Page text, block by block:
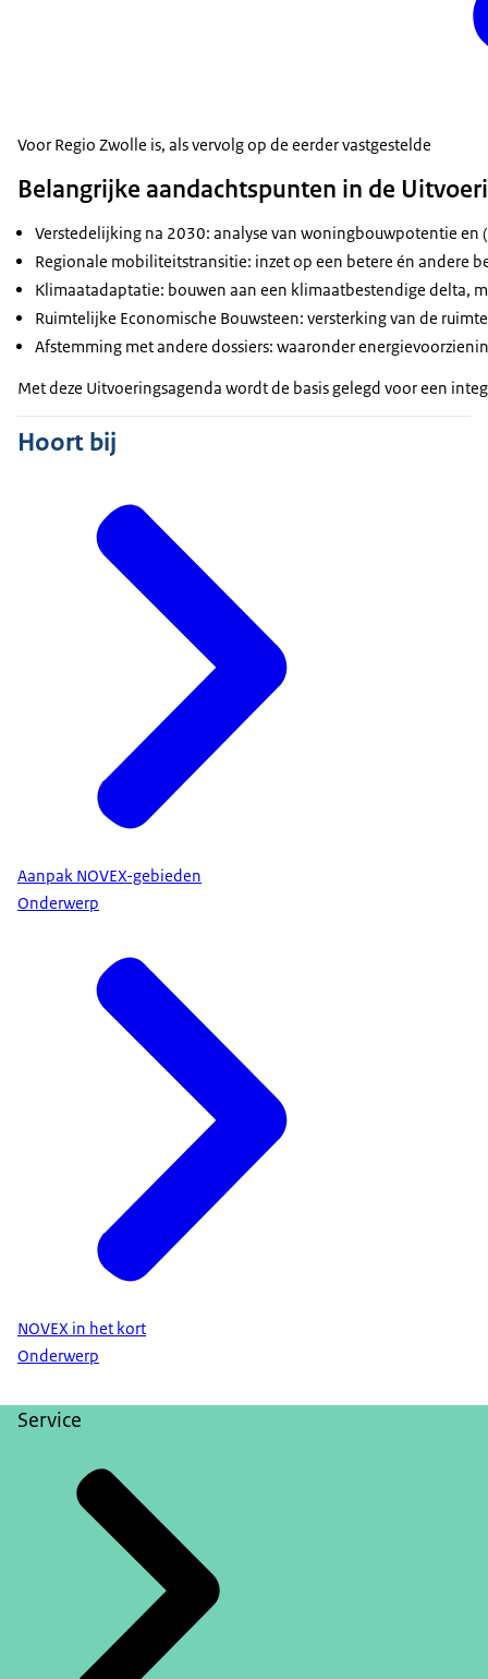
Voor Regio Zwolle is, als vervolg op de eerder vastgestelde
Belangrijke aandachtspunten in de
Verstedelijking na 2030: analyse van woningbouwpotentie
Regionale mobiliteitstransitie: inzet op een betere én andere
Klimaatadaptatie: bouwen aan een klimaatbestendige delta,
Ruimtelijke Economische Bouwsteen: versterking van de
Afstemming met andere dossiers: waaronder
Met deze Uitvoeringsagenda wordt de basis gelegd voor een
Hoort bij
Aanpak NOVEX-gebieden
Onderwerp
NOVEX in het kort
Onderwerp
Service